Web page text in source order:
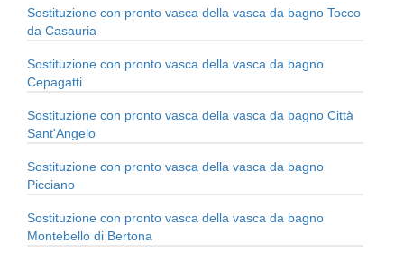
Sostituzione con pronto vasca della vasca da bagno Tocco
da Casauria
Sostituzione con pronto vasca della vasca da bagno
Cepagatti
Sostituzione con pronto vasca della vasca da bagno Città
Sant'Angelo
Sostituzione con pronto vasca della vasca da bagno
Picciano
Sostituzione con pronto vasca della vasca da bagno
Montebello di Bertona